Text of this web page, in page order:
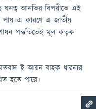
ঘনত্ব আনতির বিপরীতে এই
পায়।এ কারণে এ জাতীয়
পদ্ধতিতেই মূল কতৃক
ই আয়ন বাহক ধারনার
হতে পারে।